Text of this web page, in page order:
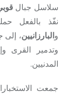
سلاسل جبال
نفّذ بالفعل
والبارزانيين، إلى
وتدمير القرى
المدنيين.
جمعت